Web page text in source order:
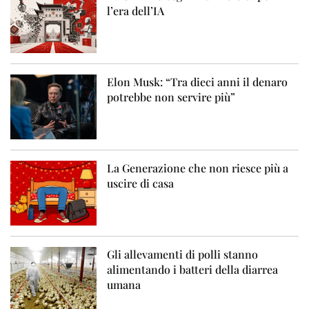
l’era dell’IA
Elon Musk: “Tra dieci anni il denaro
potrebbe non servire più”
La Generazione che non riesce più a
uscire di casa
Gli allevamenti di polli stanno
alimentando i batteri della diarrea
umana